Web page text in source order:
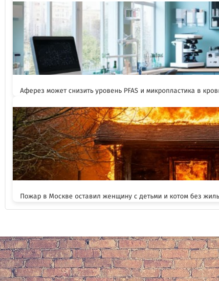
Аферез может снизить уровень PFAS и микропластика в
Пожар в Москве оставил женщину с детьми и котом без